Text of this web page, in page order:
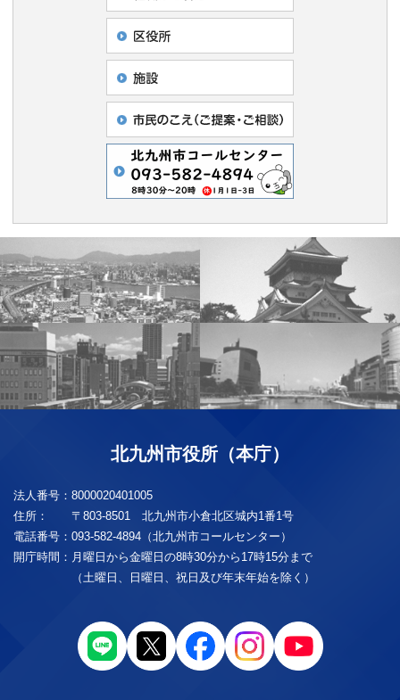
北九州市役所（本庁）
法人番号： 8000020401005
住所：
〒803-8501 北九州市小倉北区城内1番1号
電話番号： 093-582-4894（北九州市コールセンター）
開庁時間： 月曜日から金曜日の8時30分から17時15分まで
（土曜日、日曜日、祝日及び年末年始を除く）